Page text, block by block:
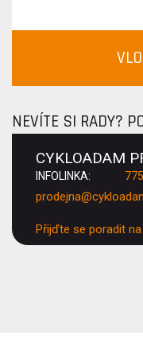
NEVÍTE SI RADY?
CYKLOADAM
INFOLINKA:
Přijďte se poradit